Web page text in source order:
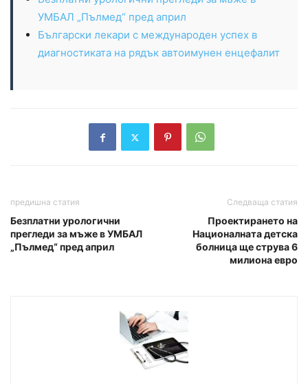
УМБАЛ „Пълмед“ пред април
Български лекари с международен успех в
диагностиката на рядък автоимунен енцефалит
предишна статия
Безплатни урологични
прегледи за мъже в УМБАЛ
„Пълмед“ пред април
Следваща статия
Проектирането на
Националната детска
болница ще струва 6
милиона евро